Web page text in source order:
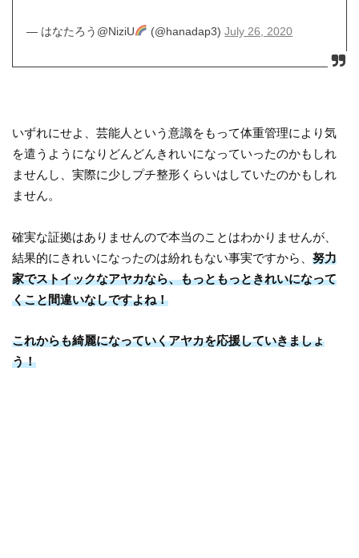
— はなたろう@NiziU (@hanadap3)July 26, 2020
いずれにせよ、芸能人という意識をもって体重管理により気
を遣うようになりどんどんきれいになっていったのかもしれ
ませんし、実際に少しプチ整形くらいはしていたのかもしれ
ません。
確実な証拠はありませんので本当のことはわかりませんが、
結果的にきれいになったのは紛れもない事実ですから、努力
家でストイックなアヤカなら、もっともっときれいになって
くこと間違いなしですよね！
これからも綺麗になっていくアヤカを応援していきましょ
う！